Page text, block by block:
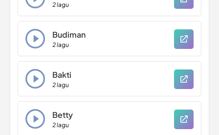
2 lagu
Budiman
2 lagu
Bakti
2 lagu
Betty
2 lagu